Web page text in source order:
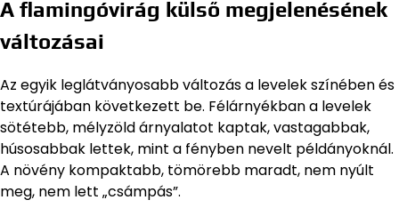
A flamingóvirág külső megjelenésének
változásai
Az egyik leglátványosabb változás a levelek színében és
textúrájában következett be. Félárnyékban a levelek
sötétebb, mélyzöld árnyalatot kaptak, vastagabbak,
húsosabbak lettek, mint a fényben nevelt példányoknál.
A növény kompaktabb, tömörebb maradt, nem nyúlt
meg, nem lett „csámpás”.